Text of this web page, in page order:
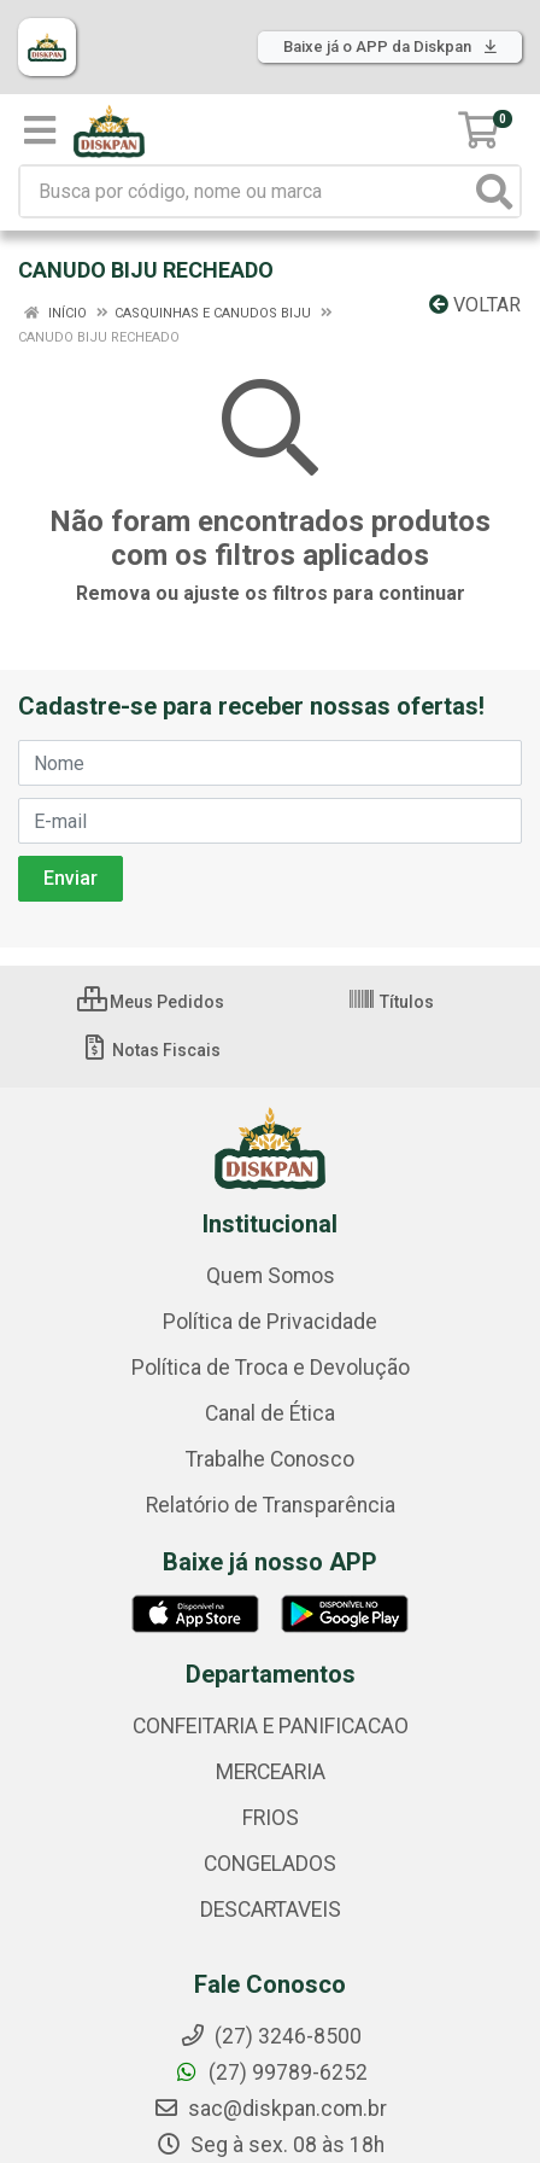
Baixe já o APP da Diskpan
0
CANUDO BIJU RECHEADO
VOLTAR
INÍCIO
CASQUINHAS E CANUDOS BIJU
CANUDO BIJU RECHEADO
Não foram encontrados produtos
com os filtros aplicados
Remova ou ajuste os filtros para continuar
Cadastre-se para receber nossas ofertas!
Meus Pedidos Títulos
Notas Fiscais
Institucional
Quem Somos
Política de Privacidade
Política de Troca e Devolução
Canal de Ética
Trabalhe Conosco
Relatório de Transparência
Baixe já nosso APP
Departamentos
CONFEITARIA E PANIFICACAO
MERCEARIA
FRIOS
CONGELADOS
DESCARTAVEIS
Fale Conosco
(27) 3246-8500
(27) 99789-6252
sac@diskpan.com.br
Seg à sex. 08 às 18h